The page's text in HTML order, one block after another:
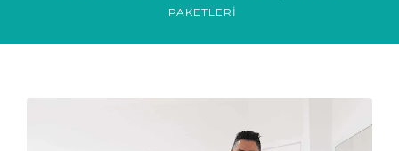
PAKETLERI